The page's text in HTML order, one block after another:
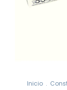
Inicio .